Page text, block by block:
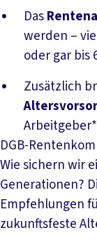
Das
werden –
oder gar bis
Zusätzlich
DGB-
Wie sichern wir
Generationen?
Empfehlungen
zukunftsfeste